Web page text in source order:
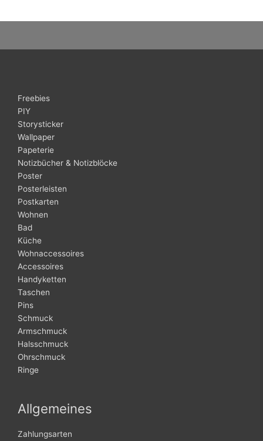
Freebies
PIY
Storysticker
Wallpaper
Papeterie
Notizbücher & Notizblöcke
Poster
Posterleisten
Postkarten
Wohnen
Bad
Küche
Wohnaccessoires
Accessoires
Handyketten
Taschen
Pins
Schmuck
Armschmuck
Halsschmuck
Ohrschmuck
Ringe
Allgemeines
Zahlungsarten